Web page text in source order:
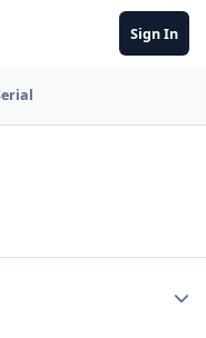
Sign In